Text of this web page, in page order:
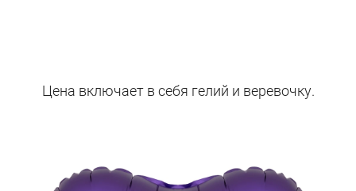
Цена включает в себя гелий и веревочку.